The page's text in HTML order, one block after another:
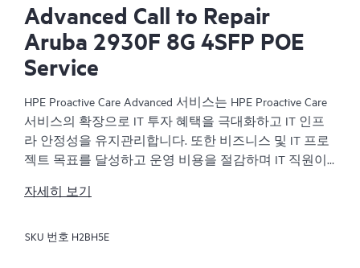
Advanced Call to Repair
Aruba 2930F 8G 4SFP POE
Service
HPE Proactive Care Advanced 서비스는 HPE Proactive Care
서비스의 확장으로 IT 투자 혜택을 극대화하고 IT 인프
라 안정성을 유지관리합니다. 또한 비즈니스 및 IT 프로
젝트 목표를 달성하고 운영 비용을 절감하며 IT 직원이
당된 HPE ASM(Account Support Manager)은 HPE의 광범위
맞춤식으로 기술 및 운영에 관한 조언을 제공합니다.
자세히 보기
SKU 번호 H2BH5E